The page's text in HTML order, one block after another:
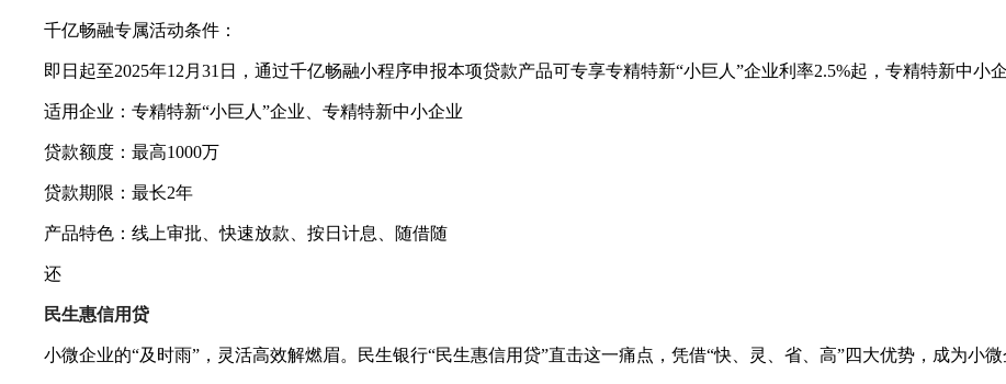
千亿畅融专属活动条件：
即日起至2025年12月31日，通过千亿畅融小程序申报本项贷款产品可专享专精特新“小巨人”企业利率2.5%起，专精特新中小企
适用企业：专精特新“小巨人”企业、专精特新中小企业
贷款额度：最高1000万
贷款期限：最长2年
产品特色：线上审批、快速放款、按日计息、随借随
还
民生惠信用贷
小微企业的“及时雨”，灵活高效解燃眉。民生银行“民生惠信用贷”直击这一痛点，凭借“快、灵、省、高”四大优势，成为小微